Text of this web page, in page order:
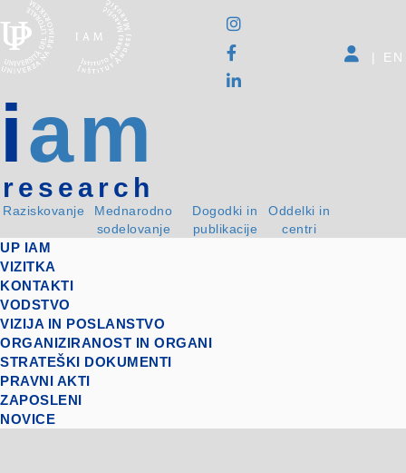
iam
research
Raziskovanje
Mednarodno
sodelovanje
Dogodki in
publikacije
Oddelki in
centri
| EN
UP IAM
VIZITKA
KONTAKTI
VODSTVO
VIZIJA IN POSLANSTVO
ORGANIZIRANOST IN ORGANI
STRATEŠKI DOKUMENTI
PRAVNI AKTI
ZAPOSLENI
NOVICE